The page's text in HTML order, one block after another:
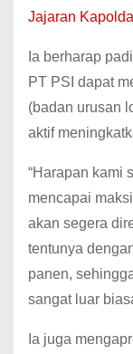
Jajaran
Ia berharap
PT PSI dapat
(badan urusan
aktif
“Harapan kami
mencapai
akan segera
tentunya
panen,
sangat luar
Ia juga